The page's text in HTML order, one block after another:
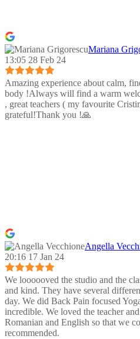
Mariana
13:05 28 Feb 24
Amazing experience about calm,
body !Always will find a warm
, great teachers ( my favourite
grateful!Thank you !🙏
Angella
20:16 17 Jan 24
We loooooved the studio and the
and kind. They have several
day. We did Back Pain focused
incredible. We loved the teacher
Romanian and English so that we
recommended.